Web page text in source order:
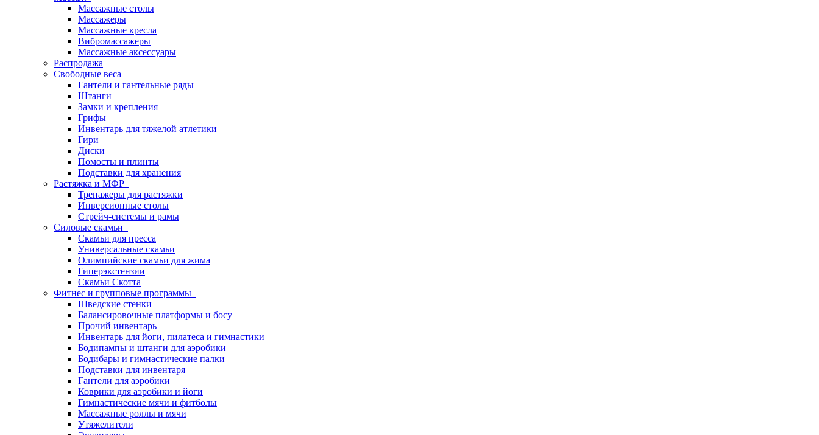
Массажные столы
Массажеры
Массажные кресла
Вибромассажеры
Массажные аксессуары
Распродажа
Свободные веса
Гантели и гантельные ряды
Штанги
Замки и крепления
Грифы
Инвентарь для тяжелой атлетики
Гири
Диски
Помосты и плинты
Подставки для хранения
Растяжка и МФР
Тренажеры для растяжки
Инверсионные столы
Стрейч-системы и рамы
Силовые скамьи
Скамьи для пресса
Универсальные скамьи
Олимпийские скамьи для жима
Гиперэкстензии
Скамьи Скотта
Фитнес и групповые программы
Шведские стенки
Балансировочные платформы и босу
Прочий инвентарь
Инвентарь для йоги, пилатеса и гимнастики
Бодипампы и штанги для аэробики
Бодибары и гимнастические палки
Подставки для инвентаря
Гантели для аэробики
Коврики для аэробики и йоги
Гимнастические мячи и фитболы
Массажные роллы и мячи
Утяжелители